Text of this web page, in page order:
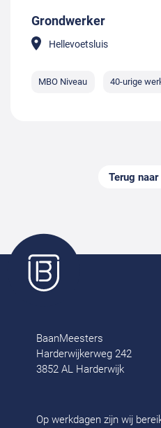
Grondwerker
Hellevoetsluis
MBO Niveau 40-urige
Terug
BaanMeesters
Harderwijkerweg 242
3852 AL Harderwijk
Op werkdagen zijn wij